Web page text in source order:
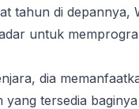
tahun di depannya,
untuk
dia
yang tersedia